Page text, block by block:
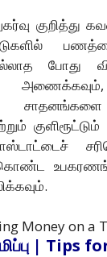
குறித்து
போது
அணைக்கவும்,
சாதனங்களை
Money on a
| Tips